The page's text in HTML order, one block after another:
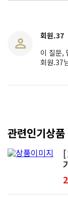
회원.37
이 질문,
회원.37
관련인기상품